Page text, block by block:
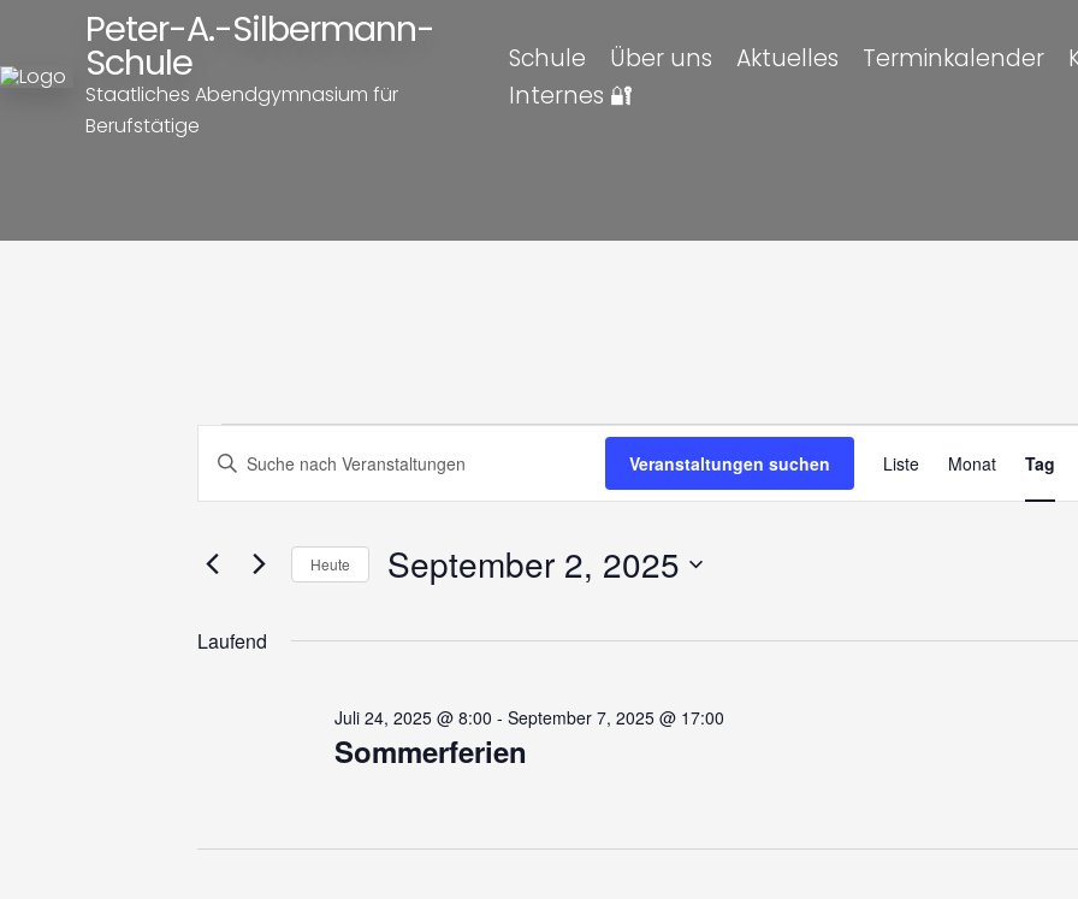
Peter-A.-Silbermann-
Schule
Staatliches Abendgymnasium für
Berufstätige
Schule Über uns Aktuelles Terminkalender
Internes 🔐
Veranstaltungen
für
September
2025
Veranstaltungen
Suche
und
Ansichten,
Navigation
Bitte
Schlüsselwort
Veranstaltungen
Schlüsselwort.
Veranstaltungen suchen Liste Monat Tag
Heute September 2, 2025
Laufend
Sommerferien
Juli 24, 2025 @ 8:00 - September 7, 2025 @ 17:00